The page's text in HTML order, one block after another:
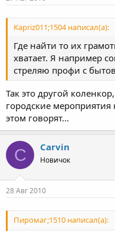
Kapriz011;1504 написал(а):
Где найти то их
хватает. Я например
стреляю профи с
Так это другой
городские
этом говорят...
C Carvin
Новичок
28 Авг 2010
Пиромаг;1510 написал(а):